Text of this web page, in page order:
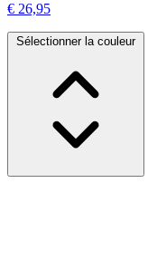
€ 26,95
Sélectionner la couleur